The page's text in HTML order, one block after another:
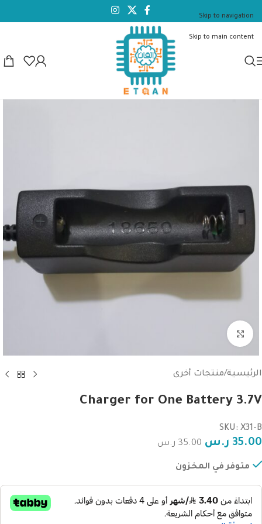
Skip to navigation
Skip to main content
Click to enlarge
الرئيسية/منتجات أخرى
Charger for One Battery 3.7V
SKU: X31-B
35.00 ر.س 35.00 ر.س
متوفر في المخزون